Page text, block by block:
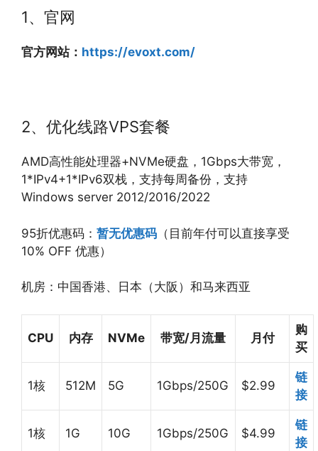
1、官网
官方网站： https://evoxt.com/
2、优化线路VPS套餐
AMD高性能处理器+NVMe硬盘，1Gbps大带宽，
1*IPv4+1*IPv6双栈，支持每周备份，支持
Windows server 2012/2016/2022
95折优惠码： 暂无优惠码 （目前年付可以直接享受
10% OFF 优惠）
机房：中国香港、日本（大阪）和马来西亚
CPU 内存 NVMe 带宽/月流量 月付
购
买
1核 512M 5G 1Gbps/250G $2.99
链
接
1核 1G 10G 1Gbps/250G $4.99
链
接